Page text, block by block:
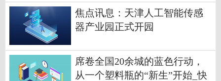
焦点讯息：天津人工智能传感
器产业园正式开园
席卷全国20余城的蓝色行动，
从一个塑料瓶的“新生”开始_快